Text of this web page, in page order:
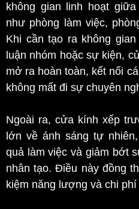
không gian linh hoạt
như phòng làm việc,
Khi cần tạo ra không
luận nhóm hoặc sự kiện,
mở ra hoàn toàn, kết nối
không mất đi sự chuyên
Ngoài ra, cửa kính xếp
lớn về ánh sáng tự
quả làm việc và giảm bớt
nhân tạo. Điều này đồng
kiệm năng lượng và chi phí